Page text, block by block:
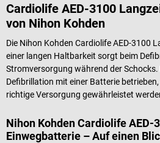
Cardiolife AED-3100
von Nihon Kohden
Die Nihon Kohden Cardiolife AED-3100
einer langen Haltbarkeit sorgt beim
Stromversorgung während der
Defibrillation mit einer Batterie
richtige Versorgung gewährleistet
Nihon Kohden Cardiolife AED-
Einwegbatterie – Auf einen